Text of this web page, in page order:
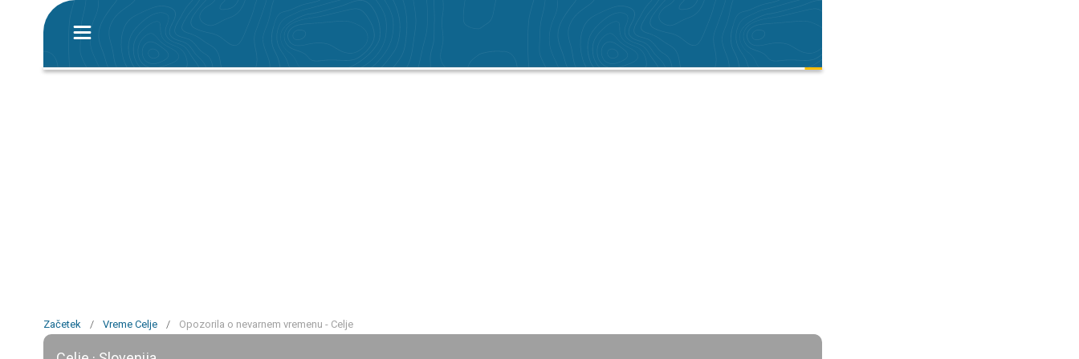
Začetek / Vreme Celje / Opozorila o nevarnem vremenu - Celje